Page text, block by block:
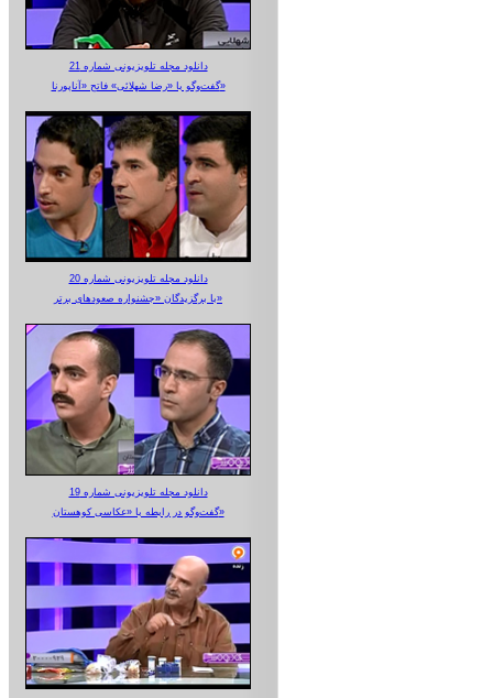
دانلود مجله تلویزیونی شماره 21
گفت‌وگو با «رضا شهلائی» فاتح «آناپورنا»
دانلود مجله تلویزیونی شماره 20
با برگزیدگان «جشنواره صعودهای برتر»
دانلود مجله تلویزیونی شماره 19
گفت‌وگو در رابطه با «عکاسی کوهستان»